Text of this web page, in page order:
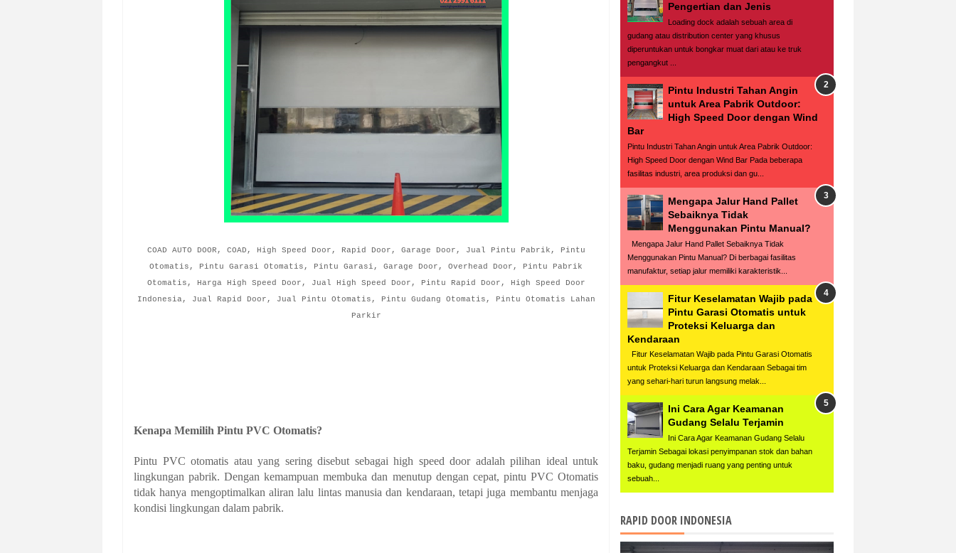
COAD AUTO DOOR, COAD, High Speed Door, Rapid Door, Garage Door, Jual Pintu Pabrik, Pintu
Otomatis, Pintu Garasi Otomatis, Pintu Garasi, Garage Door, Overhead Door, Pintu Pabrik
Otomatis, Harga High Speed Door, Jual High Speed Door, Pintu Rapid Door, High Speed Door
Indonesia, Jual Rapid Door, Jual Pintu Otomatis, Pintu Gudang Otomatis, Pintu Otomatis Lahan
Parkir
Kenapa Memilih Pintu PVC Otomatis?
Pintu PVC otomatis atau yang sering disebut sebagai high speed door adalah pilihan ideal untuk
lingkungan pabrik. Dengan kemampuan membuka dan menutup dengan cepat, pintu PVC Otomatis
tidak hanya mengoptimalkan aliran lalu lintas manusia dan kendaraan, tetapi juga membantu menjaga
kondisi lingkungan dalam pabrik.
Pengertian dan Jenis
Loading dock adalah sebuah area di
gudang atau distribution center yang khusus
diperuntukan untuk bongkar muat dari atau ke truk
pengangkut ...
Pintu Industri Tahan Angin
untuk Area Pabrik Outdoor:
High Speed Door dengan Wind
Bar
Pintu Industri Tahan Angin untuk Area Pabrik Outdoor:
High Speed Door dengan Wind Bar Pada beberapa
fasilitas industri, area produksi dan gu...
Mengapa Jalur Hand Pallet
Sebaiknya Tidak
Menggunakan Pintu Manual?
Mengapa Jalur Hand Pallet Sebaiknya Tidak
Menggunakan Pintu Manual? Di berbagai fasilitas
manufaktur, setiap jalur memiliki karakteristik...
Fitur Keselamatan Wajib pada
Pintu Garasi Otomatis untuk
Proteksi Keluarga dan
Kendaraan
Fitur Keselamatan Wajib pada Pintu Garasi Otomatis
untuk Proteksi Keluarga dan Kendaraan Sebagai tim
yang sehari-hari turun langsung melak...
Ini Cara Agar Keamanan
Gudang Selalu Terjamin
Ini Cara Agar Keamanan Gudang Selalu
Terjamin Sebagai lokasi penyimpanan stok dan bahan
baku, gudang menjadi ruang yang penting untuk
sebuah...
RAPID DOOR INDONESIA